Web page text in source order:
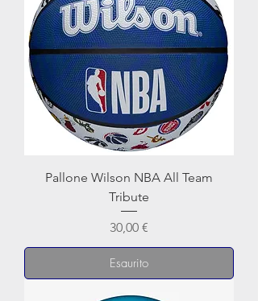
Pallone Wilson NBA All Team
Tribute
Prezzo
30,00 €
Esaurito